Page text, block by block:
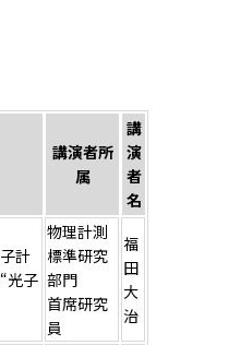
講演者所
属
講
演
者
名
計
光子
物理計測
標準研究
部門
首席研究
員
福
田
大
治